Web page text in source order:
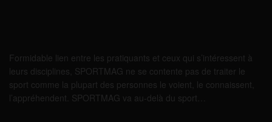
Formidable lien entre les pratiquants et ceux qui s’intéressent à
leurs disciplines, SPORTMAG ne se contente pas de traiter le
sport comme la plupart des personnes le voient, le connaissent,
l’appréhendent. SPORTMAG va au-delà du sport…